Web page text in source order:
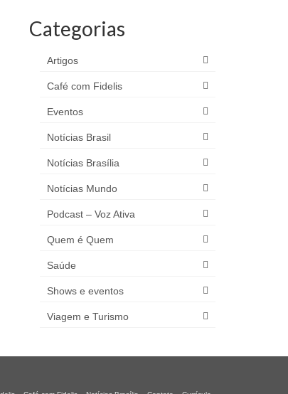
Categorias
Artigos
Café com Fidelis
Eventos
Notícias Brasil
Notícias Brasília
Notícias Mundo
Podcast – Voz Ativa
Quem é Quem
Saúde
Shows e eventos
Viagem e Turismo